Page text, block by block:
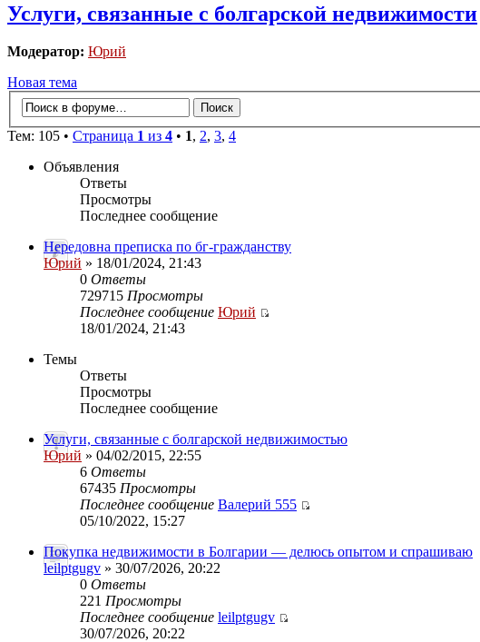
Услуги, связанные с болгарской недвижимости
Модератор: Юрий
Новая тема
Тем: 105 • Страница 1 из 4 • 1, 2, 3, 4
Объявления
Ответы
Просмотры
Последнее сообщение
Нередовна преписка по бг-гражданству
Юрий » 18/01/2024, 21:43
0 Ответы
729715 Просмотры
Последнее сообщение Юрий
18/01/2024, 21:43
Темы
Ответы
Просмотры
Последнее сообщение
Услуги, связанные с болгарской недвижимостью
Юрий » 04/02/2015, 22:55
6 Ответы
67435 Просмотры
Последнее сообщение Валерий 555
05/10/2022, 15:27
Покупка недвижимости в Болгарии — делюсь опытом и спрашиваю
leilptgugv » 30/07/2026, 20:22
0 Ответы
221 Просмотры
Последнее сообщение leilptgugv
30/07/2026, 20:22